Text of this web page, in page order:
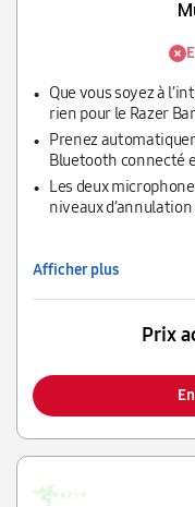
Que vous soyez à
rien pour le Razer
conçu à la fois pour
sur mobile. Équipé
formation de
grande clarté, quel
conception
mobile fluide dans la
Prenez
Bluetooth connecté
retirer le casque.
mode « Ne pas
Les deux
niveaux
votre voix est captée
Afficher plus
Prix